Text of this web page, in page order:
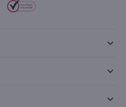
keyboard_arrow_down
keyboard_arrow_down
keyboard_arrow_down